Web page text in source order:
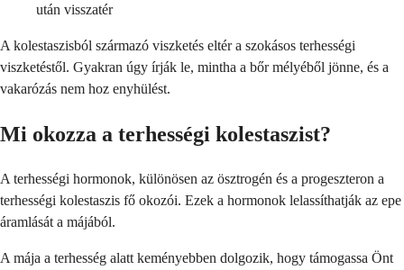
után visszatér
A kolestaszisból származó viszketés eltér a szokásos terhességi
viszketéstől. Gyakran úgy írják le, mintha a bőr mélyéből jönne, és a
vakarózás nem hoz enyhülést.
Mi okozza a terhességi kolestaszist?
A terhességi hormonok, különösen az ösztrogén és a progeszteron a
terhességi kolestaszis fő okozói. Ezek a hormonok lelassíthatják az epe
áramlását a májából.
A mája a terhesség alatt keményebben dolgozik, hogy támogassa Önt